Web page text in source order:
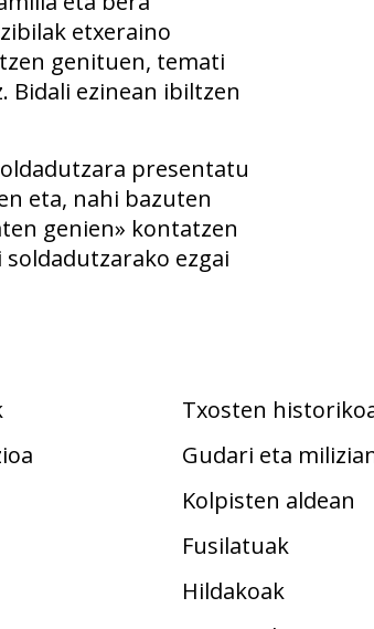
etxeraino
genituen, temati
Bidali ezinean ibiltzen
presentatu
eta, nahi bazuten
genien» kontatzen
ezgai
Txosten
Gudari eta
Kolpisten aldean
Fusilatuak
Hildakoak